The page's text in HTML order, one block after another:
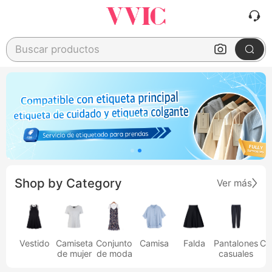
Buscar productos
Shop by Category Ver más
Vestido
Camiseta
de mujer
Conjunto
de moda
Camisa Falda
Pantalones
casuales